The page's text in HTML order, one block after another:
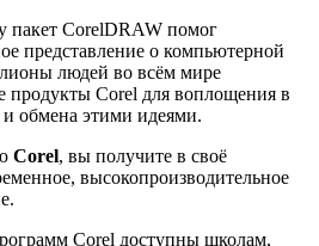
CorelDRAW помог
представление о компьютерной
людей во всём мире
продукты Corel для воплощения в
обмена этими идеями.
Corel, вы получите в своё
высокопроизводительное
Corel доступны школам,